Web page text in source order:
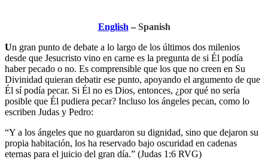
English –Spanish
Un gran punto de debate a lo largo de los últimos dos milenios
desde que Jesucristo vino en carne es la pregunta de si Él podía
haber pecado o no. Es comprensible que los que no creen en Su
Divinidad quieran debatir ese punto, apoyando el argumento de que
Él sí podía pecar. Si Él no es Dios, entonces, ¿por qué no sería
posible que Él pudiera pecar? Incluso los ángeles pecan, como lo
escriben Judas y Pedro:
“Y a los ángeles que no guardaron su dignidad, sino que dejaron su
propia habitación, los ha reservado bajo oscuridad en cadenas
eternas para el juicio del gran día.” (Judas 1:6 RVG)